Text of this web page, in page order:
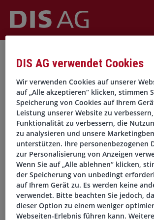
Server Fehler
Diese Seite funktioniert derzeit leider
Wir arbeiten daran, den Fehler zu
Gerne in der Zwischenzeit unsereJobsuche
gibt es viele interessante Stellenanzeigen.
Zur Jobsuche
DIS AG verwendet Cookies
Wir verwenden Cookies auf unserer
auf „Alle akzeptieren“ klicken, stimmen
Speicherung von Cookies auf Ihrem
Leistung unserer Website zu
Funktionalität zu verbessern, die
zu analysieren und unsere
unterstützen. Ihre personenbezogenen
zur Personalisierung von Anzeigen
Wenn Sie auf „Alle ablehnen“ klicken,
der Speicherung von unbedingt
auf Ihrem Gerät zu. Es werden keine
verwendet. Bitte beachten Sie jedoch,
dieser Option zu einem weniger
Webseiten-Erlebnis führen kann. Weitere